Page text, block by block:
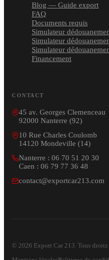
Blog — Guide export
FAQ
Documents requis
Simulateur
Simulateur
Simulateur
Financement
CONTACT
45 av. Georges Clemenceau
92000 Nanterre (92)
10 Rue Charles Coulomb
14120 Mondeville (14)
Nanterre : 06 70 51 20 30
Caen : 06 79 77 36 48
contact@exportcar213.com
© 2026 Export Car 213. Tous droits